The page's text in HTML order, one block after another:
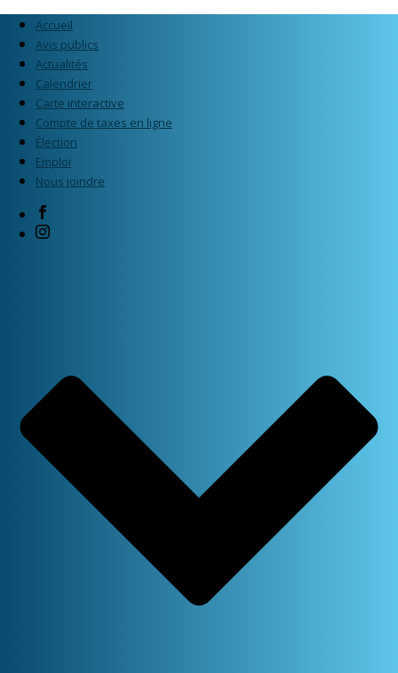
Accueil
Avis publics
Actualités
Calendrier
Carte interactive
Compte de taxes en ligne
Élection
Emploi
Nous joindre